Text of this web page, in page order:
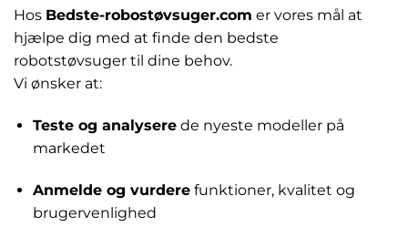
Hos Bedste-robostøvsuger.com er vores mål at
hjælpe dig med at finde den bedste
robotstøvsuger til dine behov.
Vi ønsker at:
Teste og analyserede nyeste modeller på
markedet
Anmelde og vurderefunktioner, kvalitet og
brugervenlighed